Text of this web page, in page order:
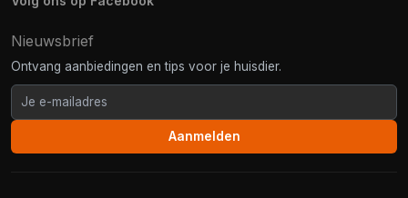
Nieuwsbrief
Ontvang aanbiedingen en tips voor je huisdier.
Aanmelden